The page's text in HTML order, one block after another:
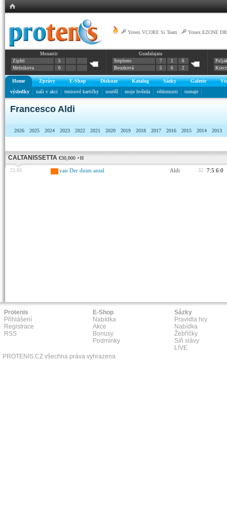
Yonex VCORE Si Team Yonex EZONE
Monastir
Zipfel
5
Melnikova
0
Guadalajara
Stephens
7 1
6
Bouzková
5 6 2
Home Zprávy E-Shop Diskuze Katalog Sázky Galerie
výsledky
naši v akci tenisové kartičky soutěž moje hvězda vědomosti turnaje
Francesco Aldi
2026 2025 2024 2023 2022 2021 2020 2019 2018 2017 2016 2015 2014 2013
CALTANISSETTA €30,000 +H
22.03. van Der duim antal Aldi 32 7:5 6:0
Protenis
Přihlášení
Registrace
RSS
E-Shop
Nabídka
Akce
Bonusy
Podmínky
Sázky
Pravidla hry
Nabídka
Žebříčky
Síň slávy
L!VE
PROTENIS.CZ všechna práva vyhrazena